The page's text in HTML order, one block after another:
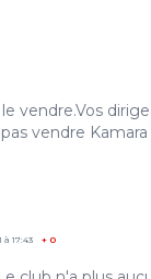
vendre.Vos
vendre Kamara
à 17:43 + 0